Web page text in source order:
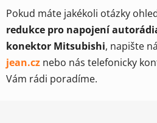
l
á
d
a
c
Pokud máte jakékoli otázky
redukce pro napojení
konektor Mitsubishi, napište
jean.cz nebo nás telefonicky
Vám rádi poradíme.